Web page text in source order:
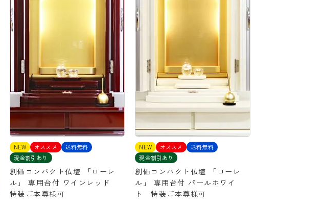
NEW オススメ
送料無料
現金割引あり
創価コンパクト仏壇 「ローレ
ル」 専用台付 ワインレッド
特装ご本尊様可
NEW オススメ
送料無料
現金割引あり
創価コンパクト仏壇 「ローレ
ル」 専用台付 パールホワイ
ト 特装ご本尊様可